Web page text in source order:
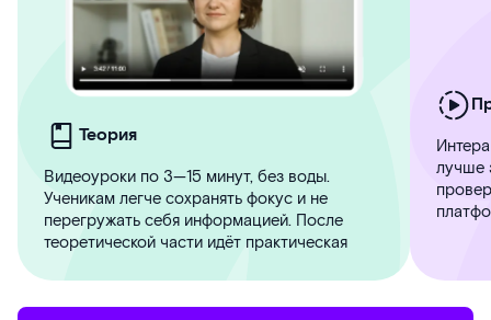
Теория
Видеоуроки по 3—15 минут, без воды.
Ученикам легче сохранять фокус и не
перегружать себя информацией. После
теоретической части идёт практическая
лучше